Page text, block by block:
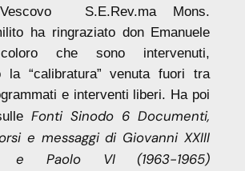
S.E.Rev.ma Mons.
ha ringraziato don Emanuele
che sono intervenuti,
la “calibratura” venuta fuori tra
e interventi liberi. Ha poi
Fonti Sinodo 6 Documenti,
e messaggi di Giovanni XXIII
e Paolo VI (1963-1965)